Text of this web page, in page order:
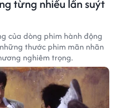
từng nhiều lần suýt
của dòng phim hành động
thước phim mãn nhãn
nghiêm trọng.